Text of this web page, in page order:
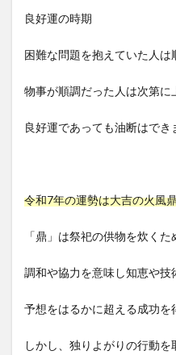
良好運の時期
困難な問題を抱えていた人は
物事が順調だった人は次第に
良好運であっても油断はでき
令和7年の運勢は大吉の火風
「鼎」は祭祀の供物を炊く
調和や協力を意味し知恵や技
予想をはるかに超える成功を
しかし、独りよがりの行動